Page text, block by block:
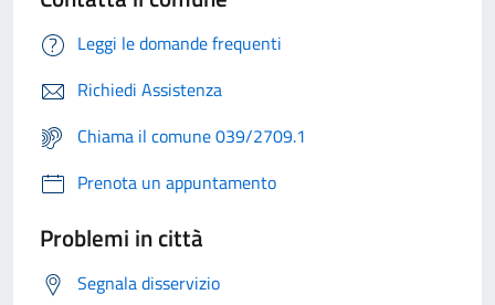
Leggi le domande frequenti
Richiedi Assistenza
Chiama il comune 039/2709.1
Prenota un appuntamento
Problemi in città
Segnala disservizio